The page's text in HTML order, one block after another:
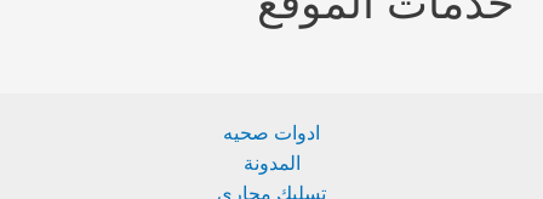
ادوات صحيه
المدونة
تسليك مجاري